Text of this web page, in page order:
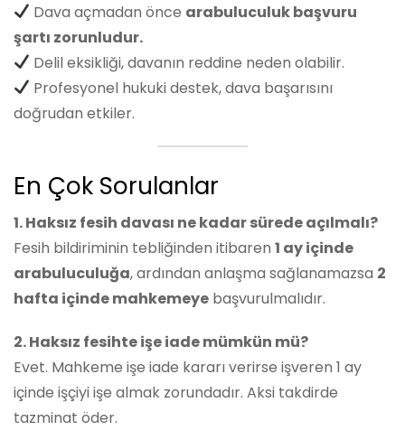
Dava açmadan önce arabuluculuk başvuru
şartı zorunludur.
Delil eksikliği, davanın reddine neden olabilir.
Profesyonel hukuki destek, dava başarısını
doğrudan etkiler.
En Çok Sorulanlar
1. Haksız fesih davası ne kadar sürede açılmalı?
Fesih bildiriminin tebliğinden itibaren 1 ay içinde
arabuluculuğa, ardından anlaşma sağlanamazsa 2
hafta içinde mahkemeye başvurulmalıdır.
2. Haksız fesihte işe iade mümkün mü?
Evet. Mahkeme işe iade kararı verirse işveren 1 ay
içinde işçiyi işe almak zorundadır. Aksi takdirde
tazminat öder.